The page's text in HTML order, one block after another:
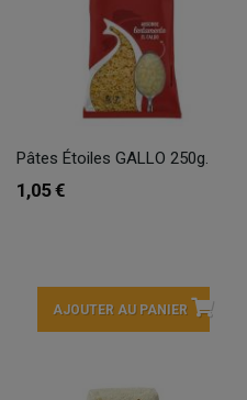
Pâtes Étoiles GALLO 250g.
1,05 €
AJOUTER AU PANIER